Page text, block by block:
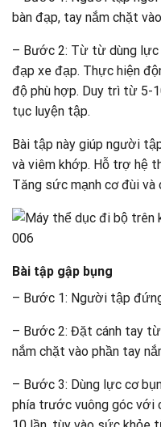
bàn đạp, tay nắm chặt
– Bước 2: Từ từ dùng lực
đạp xe đạp. Thực hiện
độ phù hợp. Duy trì từ 5-
tục luyện tập.
Bài tập này giúp người
và viêm khớp. Hỗ trợ hệ
Tăng sức mạnh cơ đùi và
Bài tập gập bụng
– Bước 1: Người tập
– Bước 2: Đặt cánh tay
nắm chặt vào phần tay
– Bước 3: Dùng lực cơ
phía trước vuông góc với